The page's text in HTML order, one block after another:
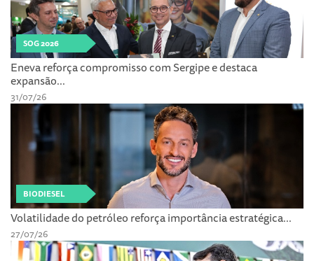
SOG 2026
Eneva reforça compromisso com Sergipe e destaca
expansão...
31/07/26
BIODIESEL
Volatilidade do petróleo reforça importância estratégica...
27/07/26